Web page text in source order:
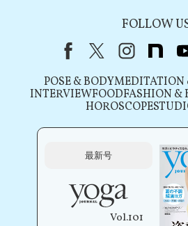
FOLLOW
FacebookX（旧Twitter）
instagram
note
POSE & BODYMEDITATION
INTERVIEWFOODFASHION &
HOROSCOPE
最新号
Vol.101